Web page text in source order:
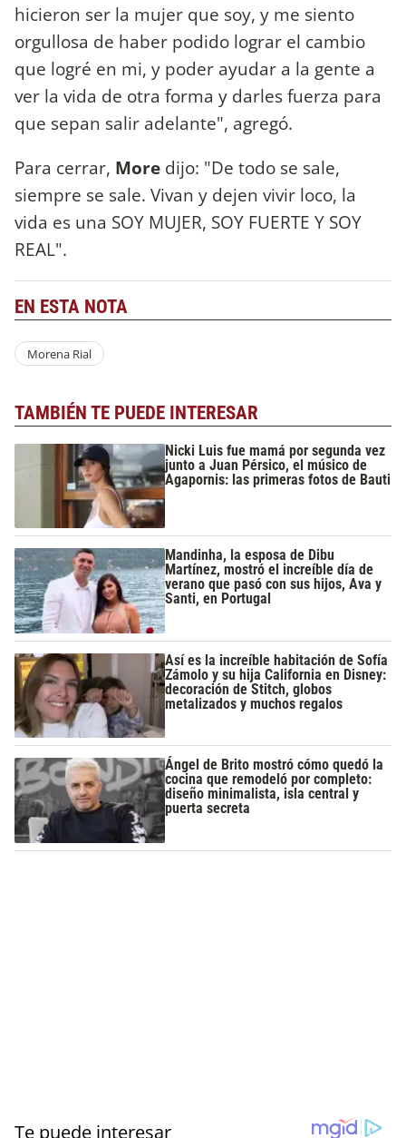
hicieron ser la mujer que soy, y me siento
orgullosa de haber podido lograr el cambio
que logré en mi, y poder ayudar a la gente a
ver la vida de otra forma y darles fuerza para
que sepan salir adelante", agregó.
Para cerrar, More dijo: "De todo se sale,
siempre se sale. Vivan y dejen vivir loco, la
vida es una SOY MUJER, SOY FUERTE Y SOY
REAL".
EN ESTA NOTA
Morena Rial
TAMBIÉN TE PUEDE INTERESAR
Nicki Luis fue mamá por segunda vez
junto a Juan Pérsico, el músico de
Agapornis: las primeras fotos de Bauti
Mandinha, la esposa de Dibu
Martínez, mostró el increíble día de
verano que pasó con sus hijos, Ava y
Santi, en Portugal
Así es la increíble habitación de Sofía
Zámolo y su hija California en Disney:
decoración de Stitch, globos
metalizados y muchos regalos
Ángel de Brito mostró cómo quedó la
cocina que remodeló por completo:
diseño minimalista, isla central y
puerta secreta